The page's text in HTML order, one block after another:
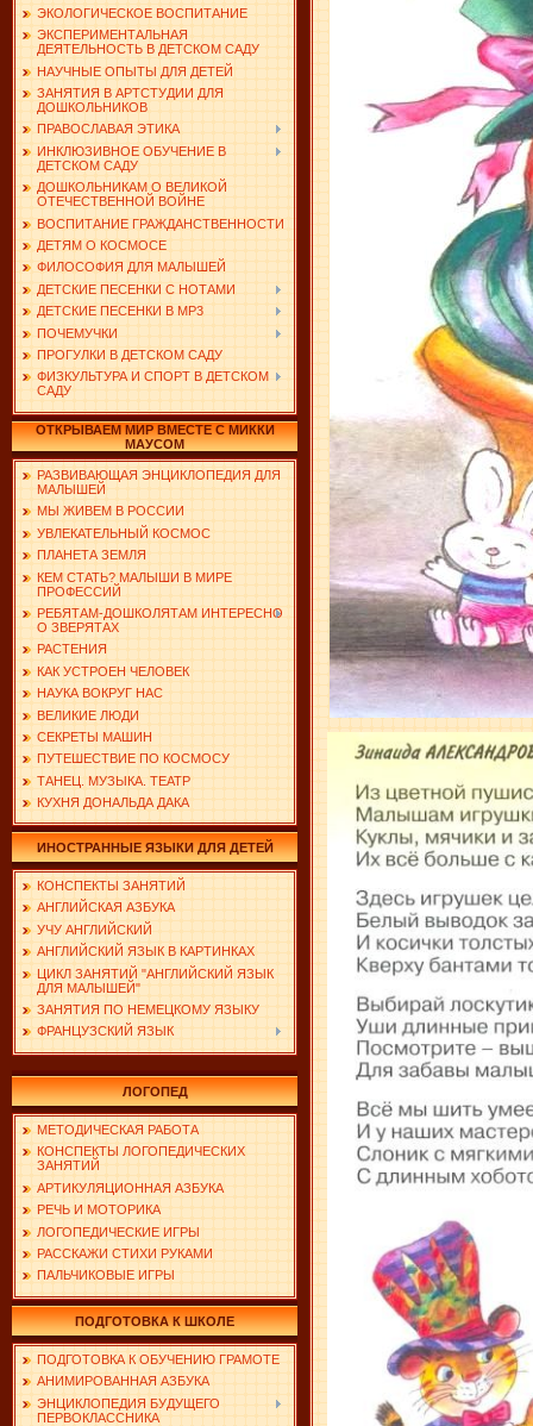
ЭКОЛОГИЧЕСКОЕ ВОСПИТАНИЕ
ЭКСПЕРИМЕНТАЛЬНАЯ
ДЕЯТЕЛЬНОСТЬ В ДЕТСКОМ САДУ
НАУЧНЫЕ ОПЫТЫ ДЛЯ ДЕТЕЙ
ЗАНЯТИЯ В АРТСТУДИИ ДЛЯ
ДОШКОЛЬНИКОВ
ПРАВОСЛАВАЯ ЭТИКА
ИНКЛЮЗИВНОЕ ОБУЧЕНИЕ В
ДЕТСКОМ САДУ
ДОШКОЛЬНИКАМ О ВЕЛИКОЙ
ОТЕЧЕСТВЕННОЙ ВОЙНЕ
ВОСПИТАНИЕ ГРАЖДАНСТВЕННОСТИ
ДЕТЯМ О КОСМОСЕ
ФИЛОСОФИЯ ДЛЯ МАЛЫШЕЙ
ДЕТСКИЕ ПЕСЕНКИ С НОТАМИ
ДЕТСКИЕ ПЕСЕНКИ В MP3
ПОЧЕМУЧКИ
ПРОГУЛКИ В ДЕТСКОМ САДУ
ФИЗКУЛЬТУРА И СПОРТ В ДЕТСКОМ
САДУ
ОТКРЫВАЕМ МИР ВМЕСТЕ С МИККИ
МАУСОМ
РАЗВИВАЮЩАЯ ЭНЦИКЛОПЕДИЯ ДЛЯ
МАЛЫШЕЙ
МЫ ЖИВЕМ В РОССИИ
УВЛЕКАТЕЛЬНЫЙ КОСМОС
ПЛАНЕТА ЗЕМЛЯ
КЕМ СТАТЬ? МАЛЫШИ В МИРЕ
ПРОФЕССИЙ
РЕБЯТАМ-ДОШКОЛЯТАМ ИНТЕРЕСНО
О ЗВЕРЯТАХ
РАСТЕНИЯ
КАК УСТРОЕН ЧЕЛОВЕК
НАУКА ВОКРУГ НАС
ВЕЛИКИЕ ЛЮДИ
СЕКРЕТЫ МАШИН
ПУТЕШЕСТВИЕ ПО КОСМОСУ
ТАНЕЦ. МУЗЫКА. ТЕАТР
КУХНЯ ДОНАЛЬДА ДАКА
ИНОСТРАННЫЕ ЯЗЫКИ ДЛЯ ДЕТЕЙ
КОНСПЕКТЫ ЗАНЯТИЙ
АНГЛИЙСКАЯ АЗБУКА
УЧУ АНГЛИЙСКИЙ
АНГЛИЙСКИЙ ЯЗЫК В КАРТИНКАХ
ЦИКЛ ЗАНЯТИЙ "АНГЛИЙСКИЙ ЯЗЫК
ДЛЯ МАЛЫШЕЙ"
ЗАНЯТИЯ ПО НЕМЕЦКОМУ ЯЗЫКУ
ФРАНЦУЗСКИЙ ЯЗЫК
ЛОГОПЕД
МЕТОДИЧЕСКАЯ РАБОТА
КОНСПЕКТЫ ЛОГОПЕДИЧЕСКИХ
ЗАНЯТИЙ
АРТИКУЛЯЦИОННАЯ АЗБУКА
РЕЧЬ И МОТОРИКА
ЛОГОПЕДИЧЕСКИЕ ИГРЫ
РАССКАЖИ СТИХИ РУКАМИ
ПАЛЬЧИКОВЫЕ ИГРЫ
ПОДГОТОВКА К ШКОЛЕ
ПОДГОТОВКА К ОБУЧЕНИЮ ГРАМОТЕ
АНИМИРОВАННАЯ АЗБУКА
ЭНЦИКЛОПЕДИЯ БУДУЩЕГО
ПЕРВОКЛАССНИКА